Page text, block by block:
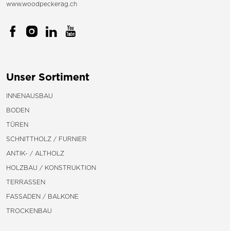
www.woodpeckerag.ch
Unser Sortiment
INNENAUSBAU
BODEN
TÜREN
SCHNITTHOLZ / FURNIER
ANTIK- / ALTHOLZ
HOLZBAU / KONSTRUKTION
TERRASSEN
FASSADEN / BALKONE
TROCKENBAU